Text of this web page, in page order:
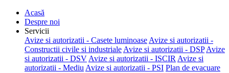
Acasă
Despre noi
Servicii
Avize si autorizatii - Casete luminoase Avize si autorizatii -
Constructii civile si industriale Avize si autorizatii - DSP Avize
si autorizatii - DSV Avize si autorizatii - ISCIR Avize si
autorizatii - Mediu Avize si autorizatii - PSI Plan de evacuare